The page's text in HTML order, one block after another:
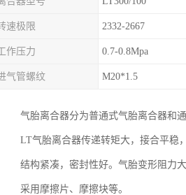
速极限 2332-2667
作压力 0.7-0.8Mpa
气管螺纹 M20*1.5
气胎离合器分为普通式气胎离合器和
LT气胎离合器传递转矩大，接合平稳
结构紧凑，密封性好。气胎变形阻力
采用摩擦片、摩擦块等。